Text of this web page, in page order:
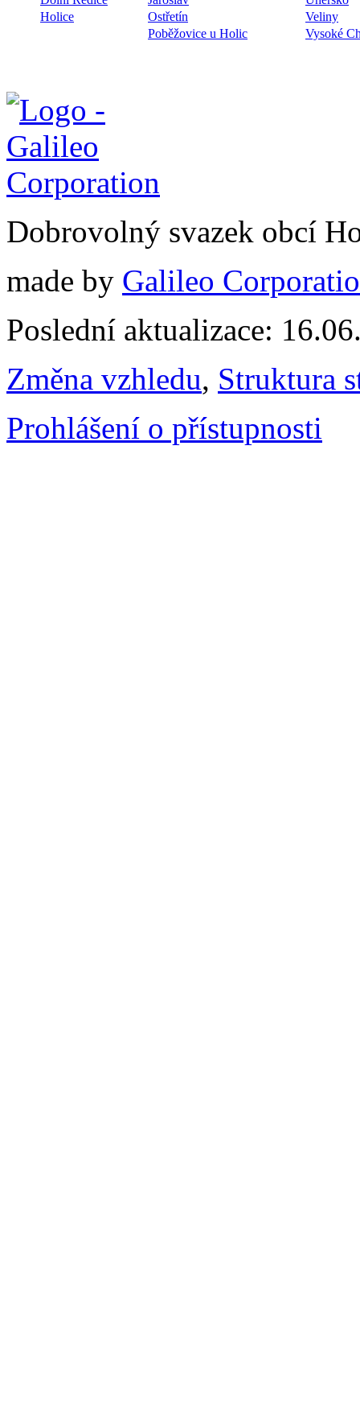
Holice
Ostřetín
Veliny
Poběžovice u Holic
Vysoké
Dobrovolný svazek obcí
made by Galileo
Poslední aktualizace:
Změna vzhledu, Struktura
Prohlášení o přístupnosti